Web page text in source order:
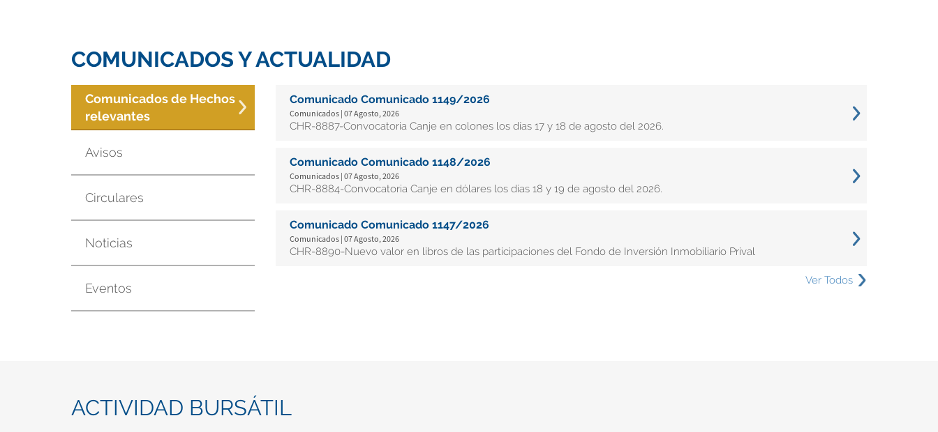
COMUNICADOS Y ACTUALIDAD
Comunicados de Hechos
relevantes
Avisos
Circulares
Noticias
Eventos
Comunicado Comunicado 1149/2026
Comunicados | 07 Agosto, 2026
CHR-8887-Convocatoria Canje en colones los días 17 y 18 de agosto del 2026.
Comunicado Comunicado 1148/2026
Comunicados | 07 Agosto, 2026
CHR-8884-Convocatoria Canje en dólares los días 18 y 19 de agosto del 2026.
Comunicado Comunicado 1147/2026
Comunicados | 07 Agosto, 2026
CHR-8890-Nuevo valor en libros de las participaciones del Fondo de Inversión Inmobiliario Prival
Ver Todos
ACTIVIDAD BURSÁTIL